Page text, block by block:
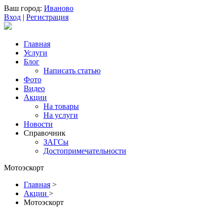
Ваш город: Иваново
Вход | Регистрация
Главная
Услуги
Блог
Написать статью
Фото
Видео
Акции
На товары
На услуги
Новости
Справочник
ЗАГСы
Достопримечательности
Мотоэскорт
Главная >
Акции >
Мотоэскорт